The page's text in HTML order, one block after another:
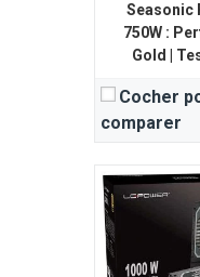
Seasonic
750W :
Gold |
Cocher
comparer